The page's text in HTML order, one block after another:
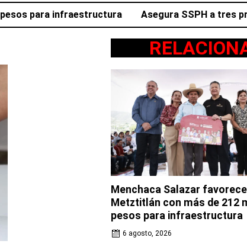
para infraestructura Asegura SSPH a tres
Menchaca Salazar
Metztitlán con más de 212
pesos para infraestructura
6 agosto, 2026